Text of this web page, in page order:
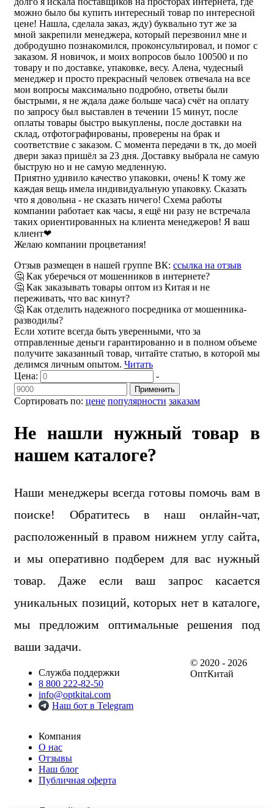
можно было бы купить интересный товар по интересной
цене! Нашла, сделала заказ, жду) буквально тут же за
мной закрепили менеджера, который перезвонил мне и
добродушно познакомился, проконсультировал, и помог с
заказом. Я новичок, и моих вопросов было 100500 и по
товару и по доставке, упаковке, весу. Алена, чудесный
менеджер и просто прекрасный человек отвечала на все
мои вопросы максимально подробно, ответы были
быстрыми, я не ждала даже больше часа) счёт на оплату
по запросу был выставлен в течении 15 минут, после
оплаты товары быстро выкуплены, после доставки на
склад, отфотографированы, проверены на брак и
соответствие с заказом. С момента передачи в тк, до моей
двери заказ пришёл за 23 дня. Доставку выбрала не самую
быструю но и не самую медленную.
Приятно удивило качество упаковки, очень! К тому же
каждая вещь имела индивидуальную упаковку. Сказать
что я довольна - не сказать ничего! Схема работы
компании работает как часы, я ещё ни разу не встречала
таких ориентированных на клиента менеджеров! Я ваш
клиент❤
Желаю компании процветания!
Отзыв размещен в нашей группе ВК: ссылка на отзыв
🤔 Как уберечься от мошенников в интернете?
🤔 Как заказывать товары оптом из Китая и не
переживать, что вас кинут?
🤔 Как отделить надежного посредника от мошенника-
разводилы?
Если хотите всегда быть уверенными, что за
отправленные деньги гарантированно и в полном объеме
получите заказанный товар, читайте статью, в которой мы
делимся личным опытом. Читать
Сортировать по: цене популярности заказам
Цена: -
Применить
Не нашли нужный товар в
нашем каталоге?
Наши менеджеры всегда готовы помочь вам в
поиске! Обратитесь в наш онлайн-чат,
расположенный в правом нижнем углу сайта,
и мы оперативно подберем для вас нужный
товар. Даже если ваш запрос касается
уникальных позиций, которых нет в каталоге,
мы предложим оптимальные решения под
ваши задачи.
Служба поддержки
8 800 222-82-50
info@optkitai.com
Наш бот в Telegram
Компания
О нас
Отзывы
Наш блог
Публичная оферта
© 2020 - 2026
ОптКитай